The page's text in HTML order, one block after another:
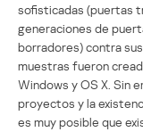
sofisticadas (puertas
generaciones de
borradores) contra
muestras fueron
Windows y OS X. Sin
proyectos y la
es muy posible que